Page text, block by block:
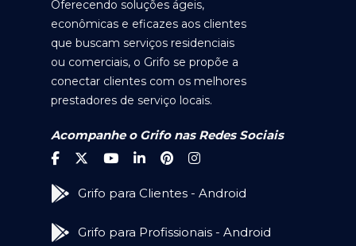
Oferecendo soluções ágeis,
econômicas e eficazes aos clientes
que buscam serviços residenciais
ou comerciais, o Grifo se propõe a
conectar clientes com os melhores
prestadores de serviço locais.
Acompanhe o Grifo nas Redes Sociais
Grifo para Clientes - Android
Grifo para Profissionais - Android